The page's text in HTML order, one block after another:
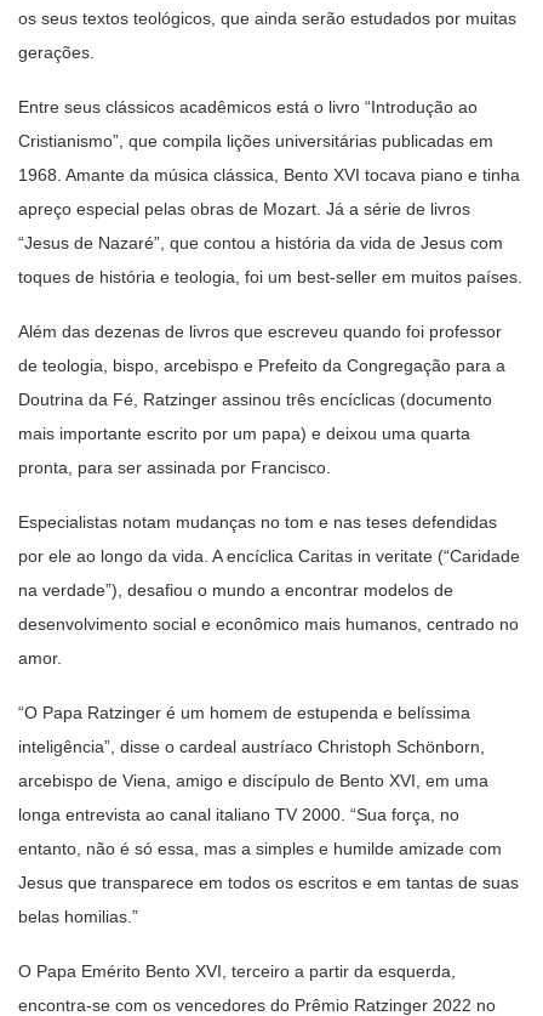
os seus textos teológicos, que ainda serão estudados por muitas
gerações.
Entre seus clássicos acadêmicos está o livro “Introdução ao
Cristianismo”, que compila lições universitárias publicadas em
1968. Amante da música clássica, Bento XVI tocava piano e tinha
apreço especial pelas obras de Mozart. Já a série de livros
“Jesus de Nazaré”, que contou a história da vida de Jesus com
toques de história e teologia, foi um best-seller em muitos países.
Além das dezenas de livros que escreveu quando foi professor
de teologia, bispo, arcebispo e Prefeito da Congregação para a
Doutrina da Fé, Ratzinger assinou três encíclicas (documento
mais importante escrito por um papa) e deixou uma quarta
pronta, para ser assinada por Francisco.
Especialistas notam mudanças no tom e nas teses defendidas
por ele ao longo da vida. A encíclica Caritas in veritate (“Caridade
na verdade”), desafiou o mundo a encontrar modelos de
desenvolvimento social e econômico mais humanos, centrado no
amor.
“O Papa Ratzinger é um homem de estupenda e belíssima
inteligência”, disse o cardeal austríaco Christoph Schönborn,
arcebispo de Viena, amigo e discípulo de Bento XVI, em uma
longa entrevista ao canal italiano TV 2000. “Sua força, no
entanto, não é só essa, mas a simples e humilde amizade com
Jesus que transparece em todos os escritos e em tantas de suas
belas homilias.”
O Papa Emérito Bento XVI, terceiro a partir da esquerda,
encontra-se com os vencedores do Prêmio Ratzinger 2022 no